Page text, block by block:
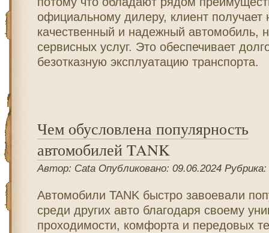
официальному дилеру, клиент получает
качественный и надежный автомобиль,
сервисных услуг. Это обеспечивает
безотказную эксплуатацию транспорта.
Чем обусловлена популярность
автомобилей TANK
Автор: Cata Опубликовано: 09.06.2024 Рубрика:
Автомобили TANK быстро завоевали
среди других авто благодаря своему
проходимости, комфорта и передовых